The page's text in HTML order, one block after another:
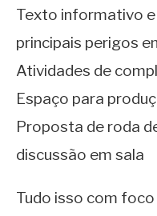
Texto informativo
principais perigos
Atividades de
Espaço para
Proposta de roda
discussão em sala
Tudo isso com foco